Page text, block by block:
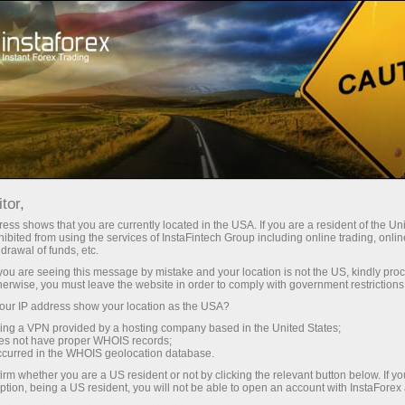
Pour les traders Qu’est-ce que le marché Forex ?
Qu’est-ce que le marché
Forex ?
Le mot Forex est une abréviation formée en
combinant les parties initiales des deux mots
anglais : Foreign et Exchange (étranger et
échange). La traduction mot à mot de cette
phrase signifie l’échange de devises étrangères.
shows that you are currently located in the USA. If you are a resident of the
from using the services of InstaFintech Group including online trading,
of funds, etc.
are seeing this message by mistake and your location is not the US, kindly
you must leave the website in order to comply with government
IP address show your location as the USA?
a VPN provided by a hosting company based in the United States;
not have proper WHOIS records;
in the WHOIS geolocation database.
whether you are a US resident or not by clicking the relevant button below. If
being a US resident, you will not be able to open an account with InstaForex